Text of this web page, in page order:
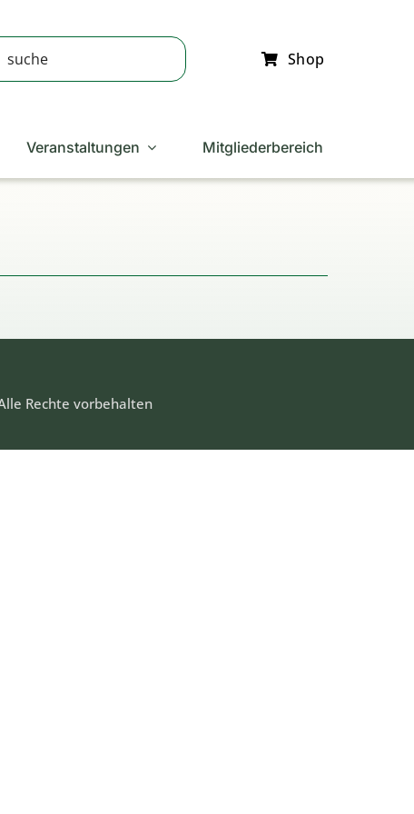
Shop
Veranstaltungen Mitgliederbereich
Rechte vorbehalten